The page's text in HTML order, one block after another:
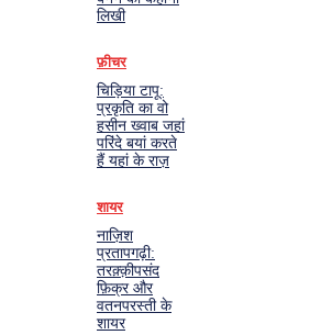
लिखी
फ़ीचर
चिड़िया टापू:
प्रकृति का वो
हसीन ख्वाब जहां
परिंदे बयां करते
हैं यहां के राज़
शायर
नाज़िश
प्रतापगढ़ी:
तरक़्क़ीपसंद
फ़िक्र और
वतनपरस्ती के
शायर